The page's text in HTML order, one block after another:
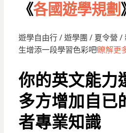
《各國遊學規劃
遊學自由行 / 遊學團 / 夏令營 /
生增添一段學習色彩吧!瞭解更
你的英文能力
多方增加自已
者專業知識